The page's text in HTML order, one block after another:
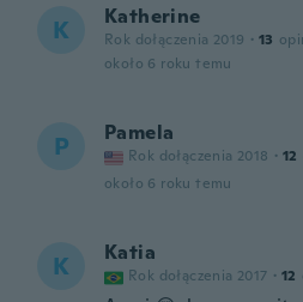
K Katherine
Rok dołączenia 2019 · 13
około 6 roku temu
P Pamela
Rok dołączenia 2018 · 12
około 6 roku temu
K Katia
Rok dołączenia 2017 · 12